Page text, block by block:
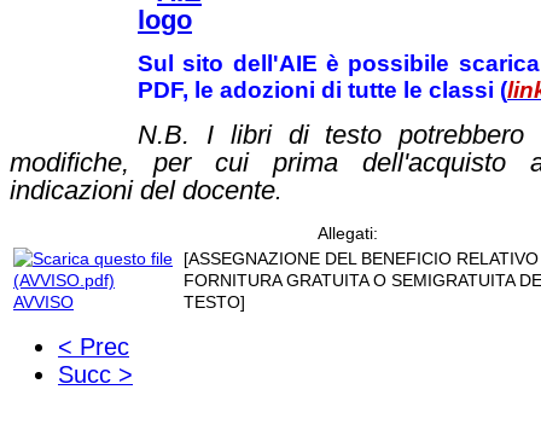
Sul sito dell'AIE è possibile
PDF, le adozioni di tutte le classi (
N.B. I libri di testo potrebbero
modifiche, per cui prima dell'acquisto
indicazioni del docente.
Allegati:
AVVISO
[ASSEGNAZIONE DEL BENEFICIO RELATIVO
FORNITURA GRATUITA O SEMIGRATUITA
TESTO]
< Prec
Succ >